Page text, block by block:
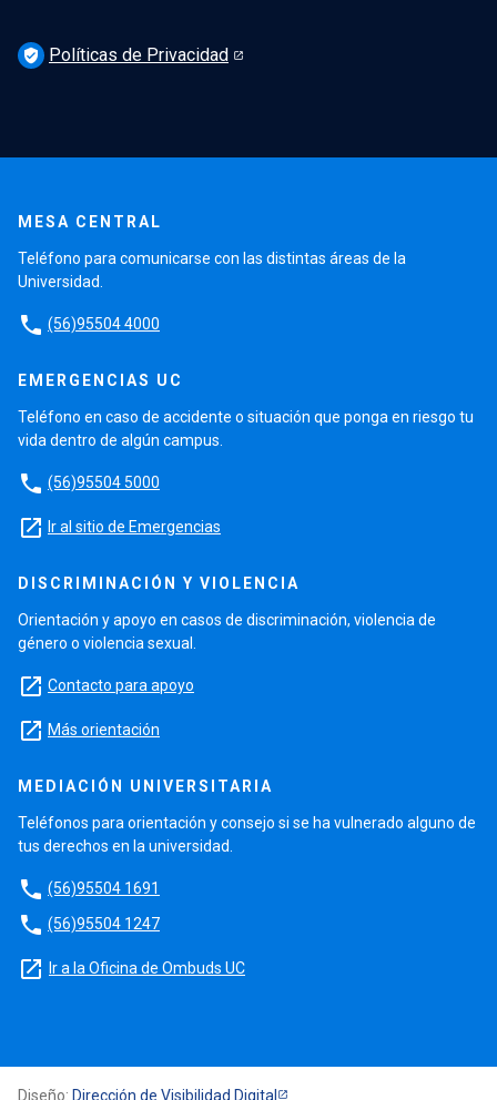
verified_user Políticas de Privacidad
MESA CENTRAL
Teléfono para comunicarse con las distintas áreas de la
Universidad.
phone (56)95504 4000
EMERGENCIAS UC
Teléfono en caso de accidente o situación que ponga en riesgo tu
vida dentro de algún campus.
phone (56)95504 5000
launch Ir al sitio de Emergencias
DISCRIMINACIÓN Y VIOLENCIA
Orientación y apoyo en casos de discriminación, violencia de
género o violencia sexual.
launch Contacto para apoyo
launch Más orientación
MEDIACIÓN UNIVERSITARIA
Teléfonos para orientación y consejo si se ha vulnerado alguno de
tus derechos en la universidad.
phone (56)95504 1691
phone (56)95504 1247
launch Ir a la Oficina de Ombuds UC
Diseño: Dirección de Visibilidad Digital